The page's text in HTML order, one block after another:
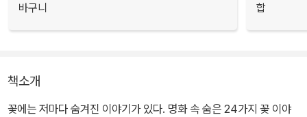
바구니
합
책소개
꽃에는 저마다 숨겨진 이야기가 있다. 명화 속 숨은 24가지 꽃 이야